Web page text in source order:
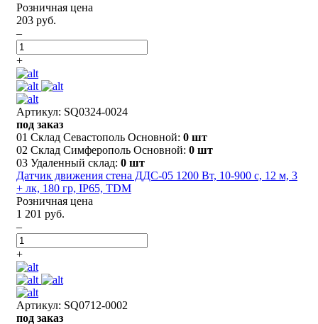
Розничная цена
203 руб.
–
+
Артикул: SQ0324-0024
под заказ
01 Склад Севастополь Основной: 0 шт
02 Склад Симферополь Основной: 0 шт
03 Удаленный склад: 0 шт
Датчик движения стена ДДС-05 1200 Вт, 10-900 с, 12 м, 3
+ лк, 180 гр, IP65, TDM
Розничная цена
1 201 руб.
–
+
Артикул: SQ0712-0002
под заказ